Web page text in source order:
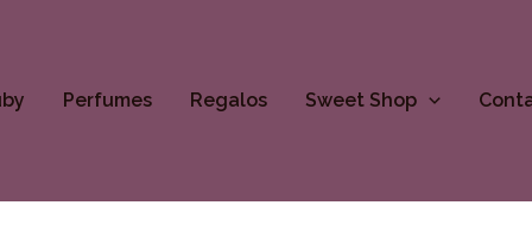
Perfumes Regalos Sweet Shop